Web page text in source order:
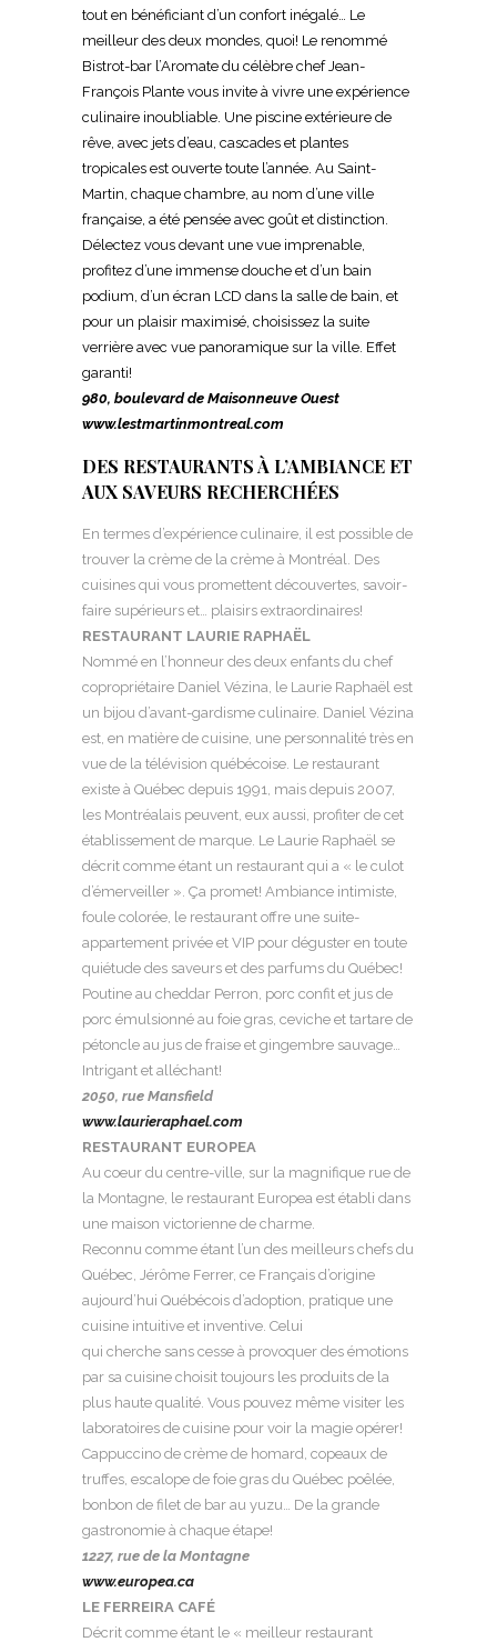
tout en bénéficiant d’un confort inégalé… Le
meilleur des deux mondes, quoi! Le renommé
Bistrot-bar l’Aromate du célèbre chef Jean-
François Plante vous invite à vivre une expérience
culinaire inoubliable. Une piscine extérieure de
rêve, avec jets d’eau, cascades et plantes
tropicales est ouverte toute l’année. Au Saint-
Martin, chaque chambre, au nom d’une ville
française, a été pensée avec goût et distinction.
Délectez vous devant une vue imprenable,
profitez d’une immense douche et d’un bain
podium, d’un écran LCD dans la salle de bain, et
pour un plaisir maximisé, choisissez la suite
verrière avec vue panoramique sur la ville. Effet
garanti!
980, boulevard de Maisonneuve Ouest
www.lestmartinmontreal.com
DES RESTAURANTS À L’AMBIANCE ET
AUX SAVEURS RECHERCHÉES
En termes d’expérience culinaire, il est possible de
trouver la crème de la crème à Montréal. Des
cuisines qui vous promettent découvertes, savoir-
faire supérieurs et… plaisirs extraordinaires!
RESTAURANT LAURIE RAPHAËL
Nommé en l’honneur des deux enfants du chef
copropriétaire Daniel Vézina, le Laurie Raphaël est
un bijou d’avant-gardisme culinaire. Daniel Vézina
est, en matière de cuisine, une personnalité très en
vue de la télévision québécoise. Le restaurant
existe à Québec depuis 1991, mais depuis 2007,
les Montréalais peuvent, eux aussi, profiter de cet
établissement de marque. Le Laurie Raphaël se
décrit comme étant un restaurant qui a « le culot
d’émerveiller ». Ça promet! Ambiance intimiste,
foule colorée, le restaurant offre une suite-
appartement privée et VIP pour déguster en toute
quiétude des saveurs et des parfums du Québec!
Poutine au cheddar Perron, porc confit et jus de
porc émulsionné au foie gras, ceviche et tartare de
pétoncle au jus de fraise et gingembre sauvage…
Intrigant et alléchant!
2050, rue Mansfield
www.laurieraphael.com
RESTAURANT EUROPEA
Au coeur du centre-ville, sur la magnifique rue de
la Montagne, le restaurant Europea est établi dans
une maison victorienne de charme.
Reconnu comme étant l’un des meilleurs chefs du
Québec, Jérôme Ferrer, ce Français d’origine
aujourd’hui Québécois d’adoption, pratique une
cuisine intuitive et inventive. Celui
qui cherche sans cesse à provoquer des émotions
par sa cuisine choisit toujours les produits de la
plus haute qualité. Vous pouvez même visiter les
laboratoires de cuisine pour voir la magie opérer!
Cappuccino de crème de homard, copeaux de
truffes, escalope de foie gras du Québec poêlée,
bonbon de filet de bar au yuzu… De la grande
gastronomie à chaque étape!
1227, rue de la Montagne
www.europea.ca
LE FERREIRA CAFÉ
Décrit comme étant le « meilleur restaurant